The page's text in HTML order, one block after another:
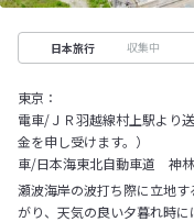
日本旅行 収集中
東京：
電車/ＪＲ羽越線村上駅よ
金を申し受けます。）
車/日本海東北自動車道 神
瀬波海岸の波打ち際に立地
がり、天気の良い夕暮れ時